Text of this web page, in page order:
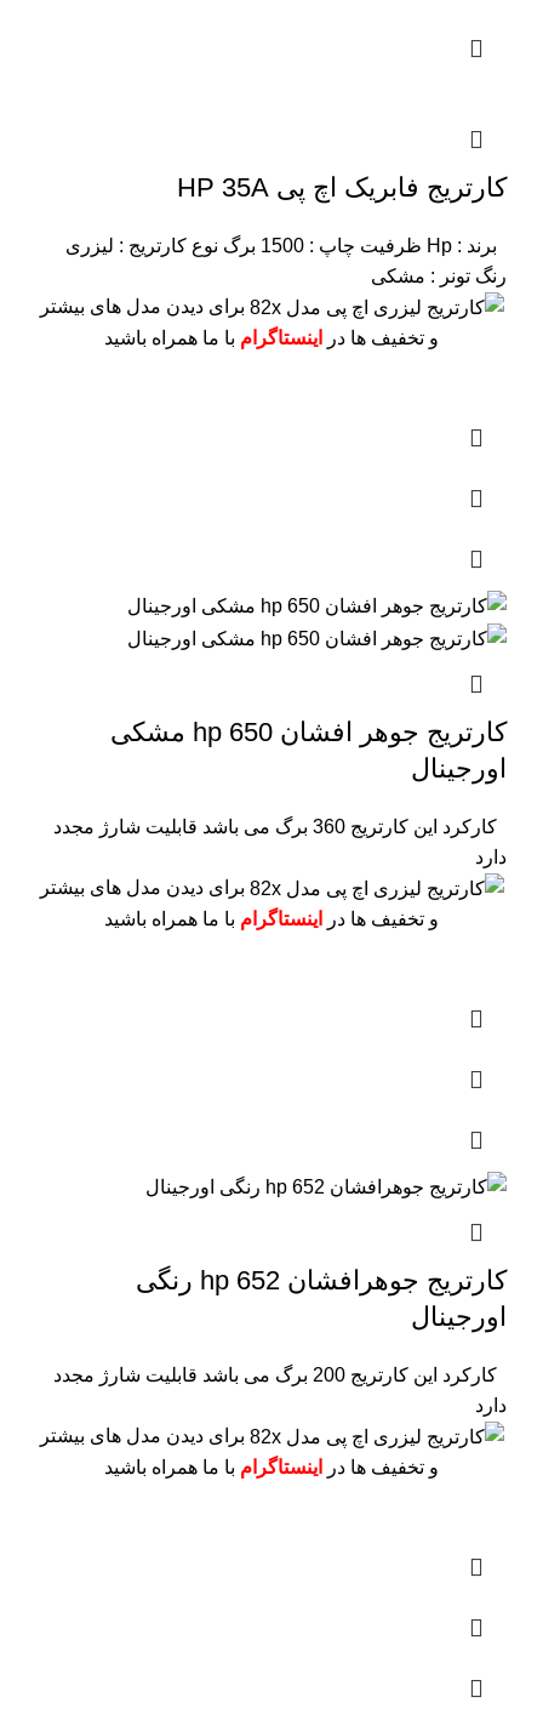
کارتریج فابریک اچ پی HP 35A
برند : Hp ظرفیت چاپ : 1500 برگ
نوع کارتریج : لیزری
رنگ تونر : مشکی
برای دیدن مدل های بیشتر
و تخفیف ها در
اینستاگرام با ما همراه باشید
کارتریج جوهر افشان hp 650 مشکی
اورجینال
کارکرد این کارتریج 360 برگ می باشد
قابلیت شارژ مجدد
دارد
برای دیدن مدل های بیشتر
و تخفیف ها در
اینستاگرام با ما همراه باشید
کارتریج جوهرافشان 652 hp رنگی
اورجینال
کارکرد این کارتریج 200 برگ می باشد
قابلیت شارژ مجدد
دارد
برای دیدن مدل های بیشتر
و تخفیف ها در
اینستاگرام با ما همراه باشید